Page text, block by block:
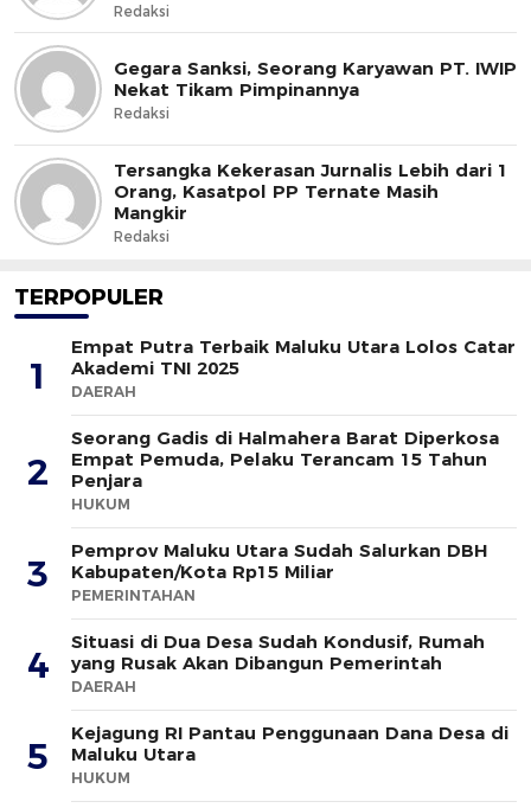
Redaksi
Gegara Sanksi, Seorang Karyawan PT. IWIP
Nekat Tikam Pimpinannya
Redaksi
Tersangka Kekerasan Jurnalis Lebih dari 1
Orang, Kasatpol PP Ternate Masih
Mangkir
Redaksi
TERPOPULER
1
Empat Putra Terbaik Maluku Utara Lolos Catar
Akademi TNI 2025
DAERAH
2
Seorang Gadis di Halmahera Barat Diperkosa
Empat Pemuda, Pelaku Terancam 15 Tahun
Penjara
HUKUM
3
Pemprov Maluku Utara Sudah Salurkan DBH
Kabupaten/Kota Rp15 Miliar
PEMERINTAHAN
4
Situasi di Dua Desa Sudah Kondusif, Rumah
yang Rusak Akan Dibangun Pemerintah
DAERAH
5
Kejagung RI Pantau Penggunaan Dana Desa di
Maluku Utara
HUKUM